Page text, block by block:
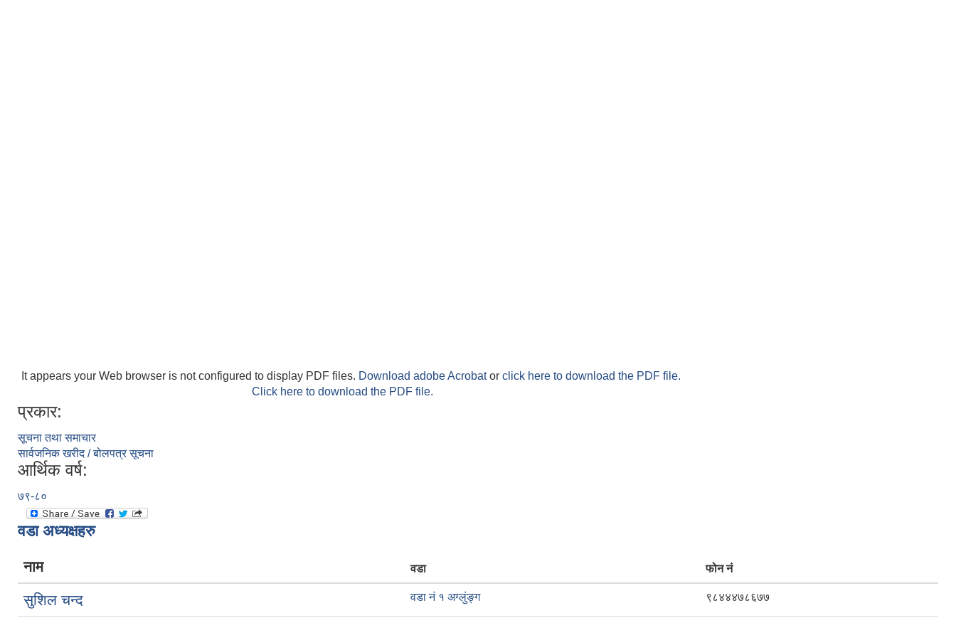
It appears your Web browser is not configured to display PDF files. Download adobe Acrobator click here to download the PDF file.
Click here to download the PDF file.
प्रकार:
सूचना तथा समाचार
सार्वजनिक खरीद / बोलपत्र सूचना
आर्थिक वर्ष:
७९-८०
वडा अध्यक्षहरु
नाम वडा फोन नं
सुशिल चन्द वडा नं १ अग्लुंङ्ग ९८४४४७८६७७